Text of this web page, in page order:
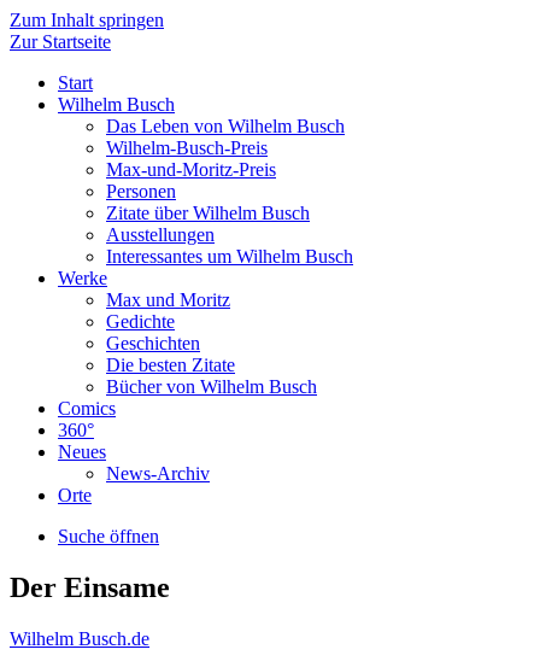
Zum Inhalt springen
Zur Startseite
Start
Wilhelm Busch
Das Leben von Wilhelm Busch
Wilhelm-Busch-Preis
Max-und-Moritz-Preis
Personen
Zitate über Wilhelm Busch
Ausstellungen
Interessantes um Wilhelm Busch
Werke
Max und Moritz
Gedichte
Geschichten
Die besten Zitate
Bücher von Wilhelm Busch
Comics
360°
Neues
News-Archiv
Orte
Suche öffnen
Der Einsame
Wilhelm Busch.de